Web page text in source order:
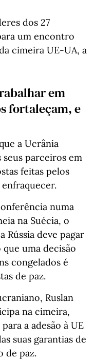
dos 27
um encontro
cimeira UE-UA, a
em
fortaleçam, e
a Ucrânia
parceiros em
feitas pelos
numa
na Suécia, o
Rússia deve pagar
uma decisão
congelados é
de paz.
Ruslan
na cimeira,
a adesão à UE
suas garantias de
de paz.